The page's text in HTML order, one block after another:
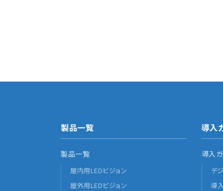
製品一覧
製品一覧
屋内用LEDビジョン
屋外用LEDビジョン
導入
導入
デ
導